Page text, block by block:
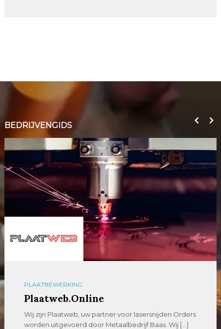
BEDRIJVENGIDS
PLAATBEWERKING
Plaatweb.Online
Wij zijn Plaatweb, uw partner voor lasersnijden Orders
worden uitgevoerd door Metaalbedrijf Baas. Wij […]